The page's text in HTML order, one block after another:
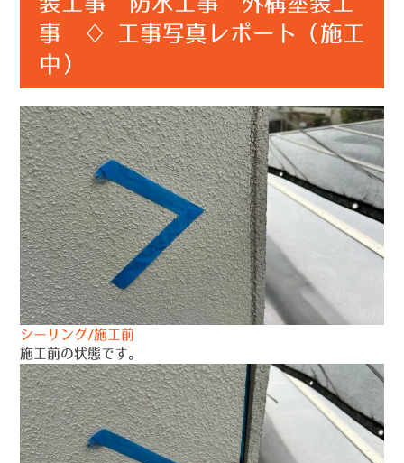
事 ♢ 工事写真レポート（施工
中）
シーリング/施工前
施工前の状態です。